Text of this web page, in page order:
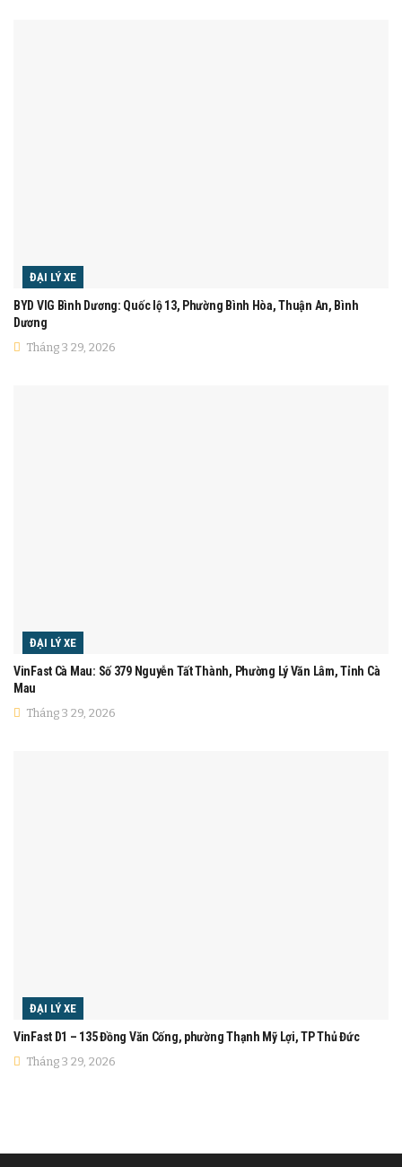
ĐẠI LÝ XE
BYD VIG Bình Dương: Quốc lộ 13, Phường Bình Hòa, Thuận An, Bình
Dương
Tháng 3 29, 2026
ĐẠI LÝ XE
VinFast Cà Mau: Số 379 Nguyễn Tất Thành, Phường Lý Văn Lâm, Tỉnh Cà
Mau
Tháng 3 29, 2026
ĐẠI LÝ XE
VinFast D1 – 135 Đồng Văn Cống, phường Thạnh Mỹ Lợi, TP Thủ Đức
Tháng 3 29, 2026